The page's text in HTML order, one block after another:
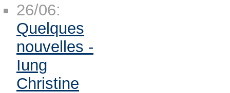
26/06:
Quelques
nouvelles -
Iung
Christine